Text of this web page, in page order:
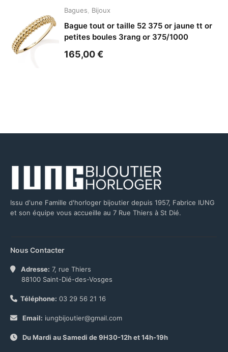
Bagues Bijoux
Bague tout or taille 52 375 or jaune tt or
petites boules 3rang or 375/1000
165,00€
Issu d'une Famille d'horloger bijoutier depuis 1957, Fabrice IUNG
et son équipe vous accueille au 7 Rue Thiers à St Dié.
Nous Contacter
Adresse: 7, rue Thiers
88100 Saint-Dié-des-Vosges
Téléphone: 03 29 56 21 16
Email: iungbijoutier@gmail.com
Du Mardi au Samedi de 9H30-12h et 14h-19h